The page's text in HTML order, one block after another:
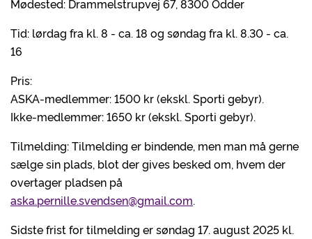
Mødested: Drammelstrupvej 67, 8300 Odder
Tid: lørdag fra kl. 8 - ca. 18 og søndag fra kl. 8.30 - ca.
16
Pris:
ASKA-medlemmer: 1500 kr (ekskl. Sporti gebyr).
Ikke-medlemmer: 1650 kr (ekskl. Sporti gebyr).
Tilmelding: Tilmelding er bindende, men man må gerne
sælge sin plads, blot der gives besked om, hvem der
overtager pladsen på
aska.pernille.svendsen@gmail.com.
Sidste frist for tilmelding er søndag 17. august 2025 kl.